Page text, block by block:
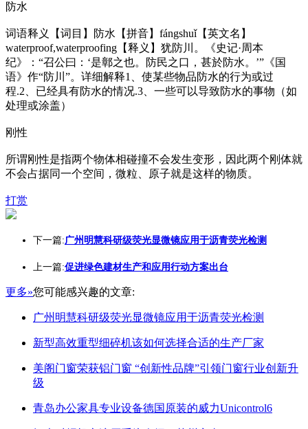
防水
词语释义【词目】防水【拼音】fángshuǐ【英文名】
waterproof,waterproofing【释义】犹防川。《史记·周本
纪》：“召公曰：‘是鄣之也。防民之口，甚於防水。’”《国
语》作“防川”。详细解释1、使某些物品防水的行为或过
程.2、已经具有防水的情况.3、一些可以导致防水的事物（如
处理或涂盖）
刚性
所谓刚性是指两个物体相碰撞不会发生变形，因此两个刚体就
不会占据同一个空间，微粒、原子就是这样的物质。
打赏
下一篇:广州明慧科研级荧光显微镜应用于沥青荧光检测
上一篇:促进绿色建材生产和应用行动方案出台
更多»您可能感兴趣的文章:
广州明慧科研级荧光显微镜应用于沥青荧光检测
新型高效重型细碎机该如何选择合适的生产厂家
美阁门窗荣获铝门窗 “创新性品牌”引领门窗行业创新升
级
青岛办公家具专业设备德国原装的威力Unicontrol6